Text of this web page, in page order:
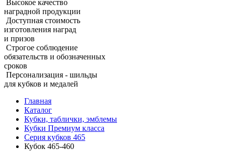
Высокое качество
наградной продукции
Доступная стоимость
изготовления наград
и призов
Строгое соблюдение
обязательств и обозначенных
сроков
Персонализация - шильды
для кубков и медалей
Главная
Каталог
Кубки, таблички, эмблемы
Кубки Премиум класса
Серия кубков 465
Кубок 465‑460